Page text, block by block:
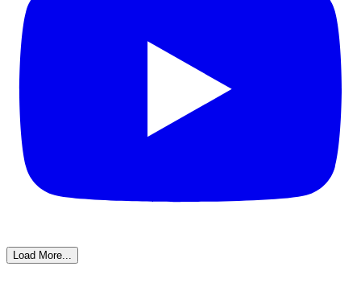
Load More...